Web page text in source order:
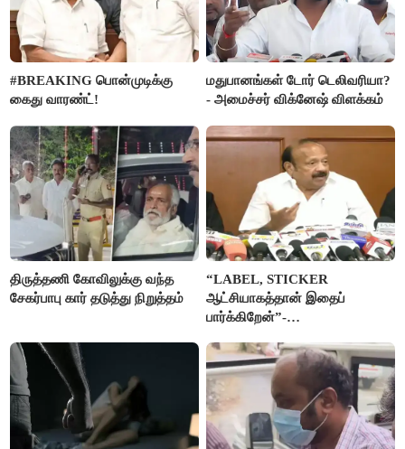
#BREAKING பொன்முடிக்கு
கைது வாரண்ட்!
மதுபானங்கள் டோர் டெலிவரியா?
- அமைச்சர் விக்னேஷ் விளக்கம்
திருத்தணி கோவிலுக்கு வந்த
சேகர்பாபு கார் தடுத்து நிறுத்தம்
“LABEL, STICKER
ஆட்சியாகத்தான் இதைப்
பார்க்கிறேன்”-